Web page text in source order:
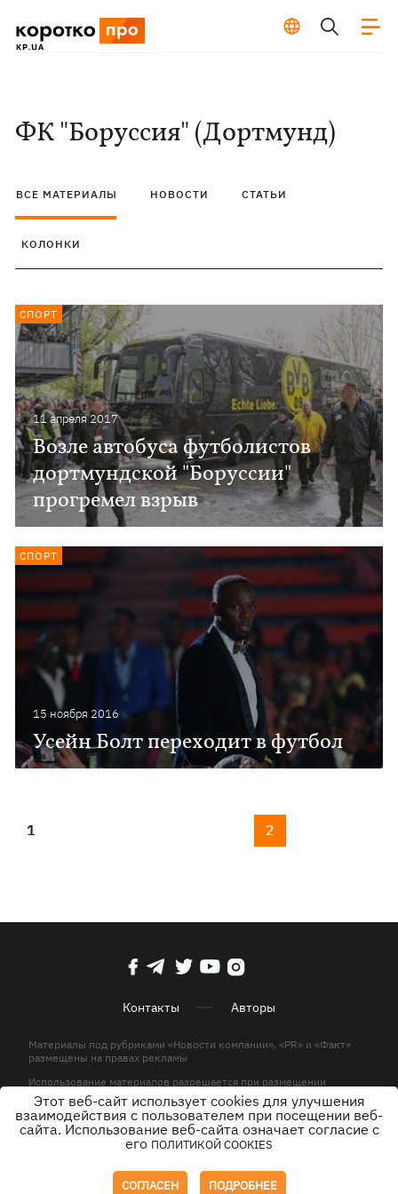
ФК "Боруссия" (Дортмунд)
ВСЕ МАТЕРИАЛЫ НОВОСТИ СТАТЬИ
КОЛОНКИ
11 апреля 2017
Возле автобуса футболистов
дортмундской "Боруссии"
прогремел взрыв
СПОРТ
15 ноября 2016
Усейн Болт переходит в футбол
СПОРТ
1 2
Контакты Авторы
Материалы под рубриками «Новости компании», «PR» и «Факт»
размещены на правах рекламы
Использование материалов разрешается при размещении
активной гиперссылки на KP.UA в первом абзаце.
© ООО «ЮЛАВ МЕДИА»,2026. Все права защищены.
Этот веб-сайт использует cookies для улучшения
взаимодействия с пользователем при посещении веб-
сайта. Использование веб-сайта означает согласие с
его ПОЛИТИКОЙ COOKIES
СОГЛАСЕН ПОДРОБНЕЕ